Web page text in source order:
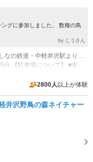
グに参加しました。 数種の鳥
by じうさん
０～１７：００ （１２月～
あり。 ９：３０～１６：００
2800人 以上が体験
井沢野鳥の森ネイチャー